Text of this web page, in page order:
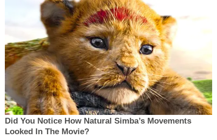
Did You Notice How Natural Simba’s Movements
Looked In The Movie?